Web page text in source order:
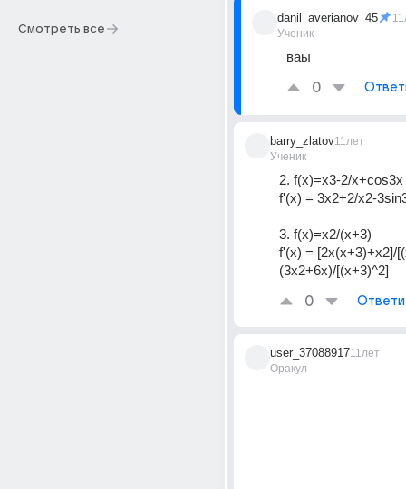
Смотреть все
danil_averianov_45
Ученик
ваы
0
barry_zlatov
Ученик
11лет
2. f(x)=x3-2/x+cos3x
f'(x) = 3x2+2/x2-
3. f(x)=x2/(x+3)
f'(x) = [2x(x+3)+x2]/
(3x2+6x)/[(x+3)^2]
0
user_37088917
Оракул
11лет